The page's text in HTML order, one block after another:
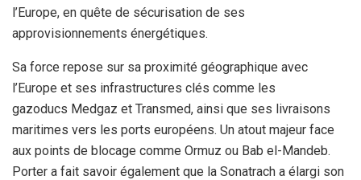
l’Europe, en quête de sécurisation de ses
approvisionnements énergétiques.
Sa force repose sur sa proximité géographique avec
l’Europe et ses infrastructures clés comme les
gazoducs Medgaz et Transmed, ainsi que ses livraisons
maritimes vers les ports européens. Un atout majeur face
aux points de blocage comme Ormuz ou Bab el-Mandeb.
Porter a fait savoir également que la Sonatrach a élargi son